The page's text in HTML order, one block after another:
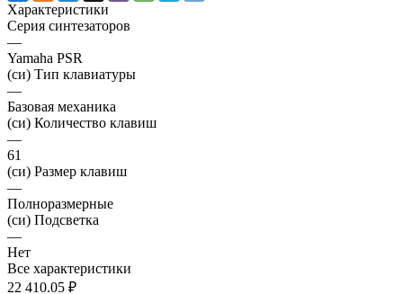
Характеристики
Серия синтезаторов
—
Yamaha PSR
(си) Тип клавиатуры
—
Базовая механика
(си) Количество клавиш
—
61
(си) Размер клавиш
—
Полноразмерные
(си) Подсветка
—
Нет
Все характеристики
22 410.05 ₽